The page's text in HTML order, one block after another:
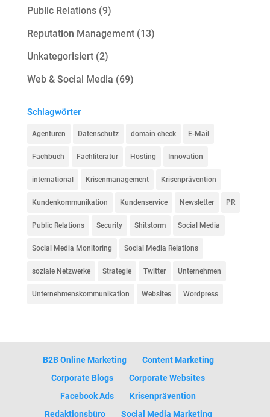
Public Relations(9)
Reputation Management(13)
Unkategorisiert(2)
Web & Social Media (69)
Schlagwörter
Agenturen Datenschutz domain check E-Mail
Fachbuch Fachliteratur Hosting Innovation
international Krisenmanagement Krisenprävention
Kundenkommunikation Kundenservice Newsletter PR
Public Relations Security Shitstorm Social Media
Social Media Monitoring Social Media Relations
soziale Netzwerke Strategie Twitter Unternehmen
Unternehmenskommunikation Websites Wordpress
B2B Online Marketing
Content Marketing
Corporate Blogs
Corporate Websites
Facebook Ads
Krisenprävention
Redaktionsbüro
Social Media Marketing